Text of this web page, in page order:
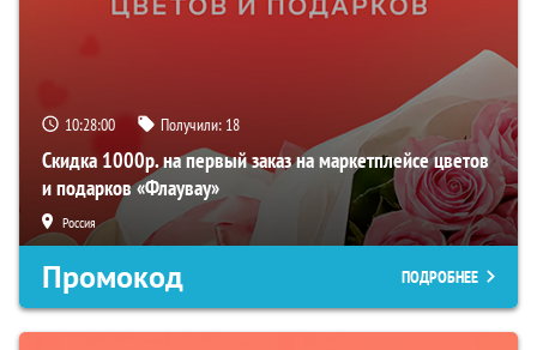
10:27:59 Получили: 18
Скидка 1000р. на первый заказ на маркетплейсе цветов
и подарков «Флаувау»
Россия
Промокод ПОДРОБНЕЕ